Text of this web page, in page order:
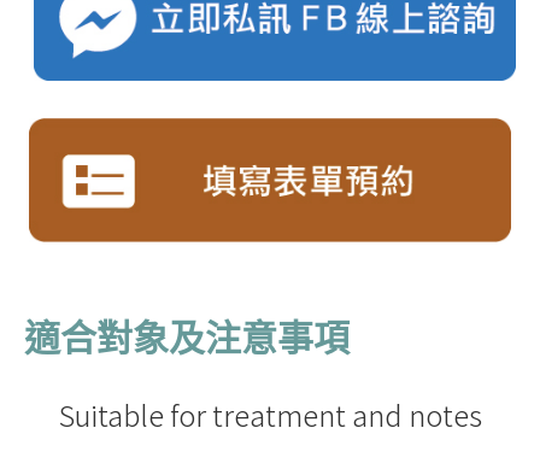
適合對象及注意事項
Suitable for treatment and notes